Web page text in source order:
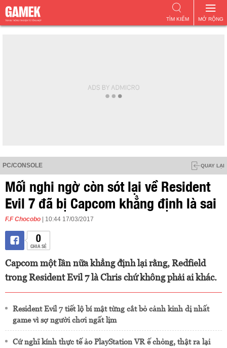
MỞ RỘNG
TÌM KIẾM
PC/CONSOLE QUAY LẠI
Mối nghi ngờ còn sót lại về Resident
Evil 7 đã bị Capcom khẳng định là sai
F.F Chocobo | 10:44 17/03/2017
0
CHIA SẺ
Capcom một lần nữa khẳng định lại rằng, Redfield
trong Resident Evil 7 là Chris chứ không phải ai khác.
Resident Evil 7 tiết lộ bí mật từng cắt bỏ cảnh kinh dị nhất
game vì sợ người chơi ngất lịm
Cứ nghĩ kính thực tế ảo PlayStation VR ế chỏng, thật ra lại